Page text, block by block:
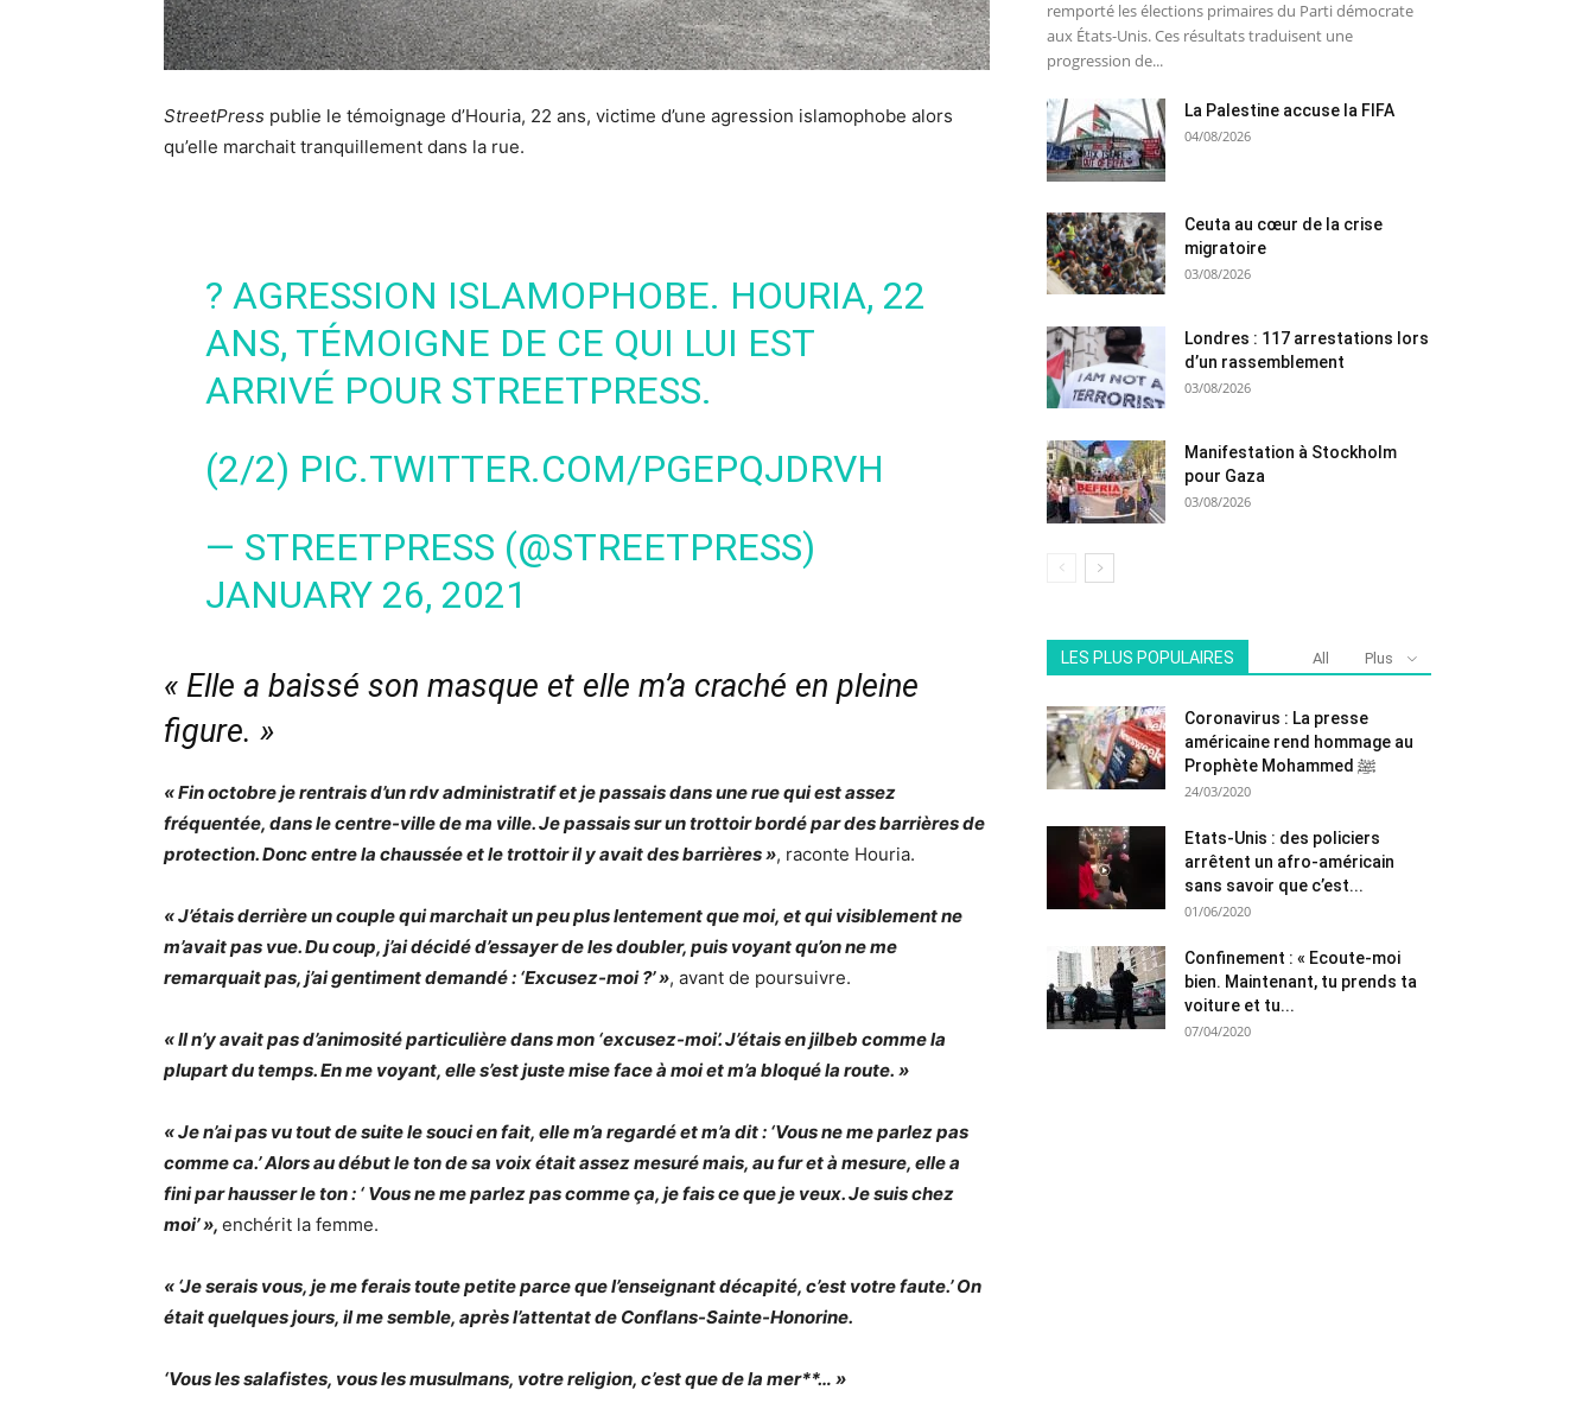
StreetPress publie le témoignage d’Houria, 22 ans, victime d’une agression islamophobe alors
qu’elle marchait tranquillement dans la rue.
? AGRESSION ISLAMOPHOBE. HOURIA, 22
ANS, TÉMOIGNE DE CE QUI LUI EST
ARRIVÉ POUR STREETPRESS.
(2/2) PIC.TWITTER.COM/PGEPQJDRVH
— STREETPRESS (@STREETPRESS)
JANUARY 26, 2021
« Elle a baissé son masque et elle m’a craché en pleine
figure. »
« Fin octobre je rentrais d’un rdv administratif et je passais dans une rue qui est assez
fréquentée, dans le centre-ville de ma ville. Je passais sur un trottoir bordé par des barrières de
protection. Donc entre la chaussée et le trottoir il y avait des barrières », raconte Houria.
« J’étais derrière un couple qui marchait un peu plus lentement que moi, et qui visiblement ne
m’avait pas vue. Du coup, j’ai décidé d’essayer de les doubler, puis voyant qu’on ne me
remarquait pas, j’ai gentiment demandé : ‘Excusez-moi ?’ », avant de poursuivre.
« Il n’y avait pas d’animosité particulière dans mon ‘excusez-moi’. J’étais en jilbeb comme la
plupart du temps. En me voyant, elle s’est juste mise face à moi et m’a bloqué la route. »
« Je n’ai pas vu tout de suite le souci en fait, elle m’a regardé et m’a dit : ‘Vous ne me parlez pas
comme ca.’ Alors au début le ton de sa voix était assez mesuré mais, au fur et à mesure, elle a
fini par hausser le ton : ‘ Vous ne me parlez pas comme ça, je fais ce que je veux. Je suis chez
moi’ », enchérit la femme.
« ‘Je serais vous, je me ferais toute petite parce que l’enseignant décapité, c’est votre faute.’ On
était quelques jours, il me semble, après l’attentat de Conflans-Sainte-Honorine.
‘Vous les salafistes, vous les musulmans, votre religion, c’est que de la mer**… »
remporté les élections primaires du Parti démocrate
aux États-Unis. Ces résultats traduisent une
progression de...
La Palestine accuse la FIFA
04/08/2026
Ceuta au cœur de la crise
migratoire
03/08/2026
Londres : 117 arrestations lors
d’un rassemblement
03/08/2026
Manifestation à Stockholm
pour Gaza
03/08/2026
LES PLUS POPULAIRES All Plus
Coronavirus : La presse
américaine rend hommage au
Prophète Mohammed ﷺ
24/03/2020
Etats-Unis : des policiers
arrêtent un afro-américain
sans savoir que c’est...
01/06/2020
Confinement : « Ecoute-moi
bien. Maintenant, tu prends ta
voiture et tu...
07/04/2020